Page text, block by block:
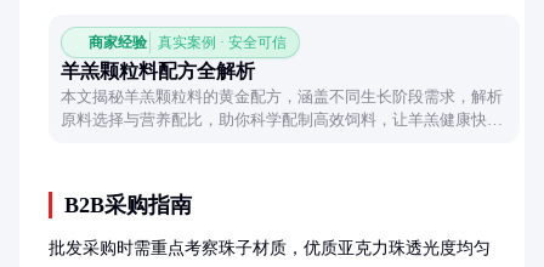
商家经验 真实案例 · 安全可信
羊羔颗粒料配方全解析
本文揭秘羊羔颗粒料的黄金配方，涵盖不同生长阶段需求，解析
原料选择与营养配比，助你科学配制高效饲料，让羊羔健康快
B2B采购指南
批发采购时需重点考察珠子材质，优质亚克力珠透光度均匀